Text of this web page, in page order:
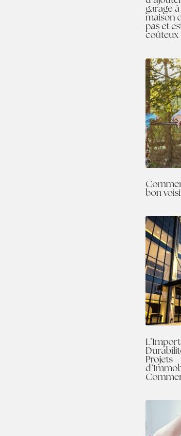
garage
maison
pas et
coûteux
bon
Projets